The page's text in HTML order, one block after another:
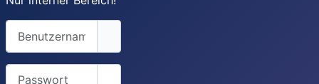
Passwort